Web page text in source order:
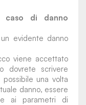
caso di danno
evidente danno
viene accettato
dovrete scrivere
una volta
danno, essere
ai parametri di